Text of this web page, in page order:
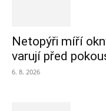
Netopýři míří
varují před
6. 8. 2026